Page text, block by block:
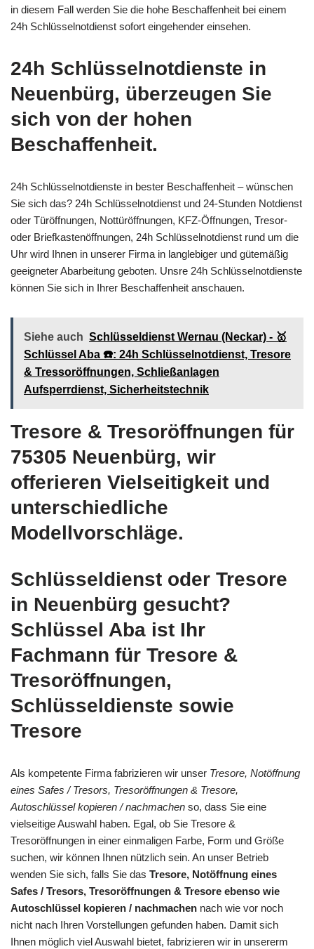
in diesem Fall werden Sie die hohe Beschaffenheit bei einem
24h Schlüsselnotdienst sofort eingehender einsehen.
24h Schlüsselnotdienste in
Neuenbürg, überzeugen Sie
sich von der hohen
Beschaffenheit.
24h Schlüsselnotdienste in bester Beschaffenheit – wünschen
Sie sich das? 24h Schlüsselnotdienst und 24-Stunden Notdienst
oder Türöffnungen, Nottüröffnungen, KFZ-Öffnungen, Tresor-
oder Briefkastenöffnungen, 24h Schlüsselnotdienst rund um die
Uhr wird Ihnen in unserer Firma in langlebiger und gütemäßig
geeigneter Abarbeitung geboten. Unsre 24h Schlüsselnotdienste
können Sie sich in Ihrer Beschaffenheit anschauen.
Siehe auch Schlüsseldienst Wernau (Neckar) - 🥇
Schlüssel Aba ☎️: 24h Schlüsselnotdienst, Tresore
& Tressoröffnungen, Schließanlagen
Aufsperrdienst, Sicherheitstechnik
Tresore & Tresoröffnungen für
75305 Neuenbürg, wir
offerieren Vielseitigkeit und
unterschiedliche
Modellvorschläge.
Schlüsseldienst oder Tresore
in Neuenbürg gesucht?
Schlüssel Aba ist Ihr
Fachmann für Tresore &
Tresoröffnungen,
Schlüsseldienste sowie
Tresore
Als kompetente Firma fabrizieren wir unser Tresore, Notöffnung
eines Safes / Tresors, Tresoröffnungen & Tresore,
Autoschlüssel kopieren / nachmachen so, dass Sie eine
vielseitige Auswahl haben. Egal, ob Sie Tresore &
Tresoröffnungen in einer einmaligen Farbe, Form und Größe
suchen, wir können Ihnen nützlich sein. An unser Betrieb
wenden Sie sich, falls Sie das Tresore, Notöffnung eines
Safes / Tresors, Tresoröffnungen & Tresore ebenso wie
Autoschlüssel kopieren / nachmachen nach wie vor noch
nicht nach Ihren Vorstellungen gefunden haben. Damit sich
Ihnen möglich viel Auswahl bietet, fabrizieren wir in unsererm